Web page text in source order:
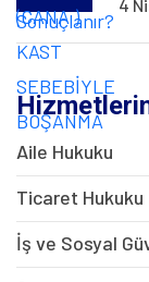
4
Aile Hukuku
Ticaret Hukuku
İş ve Sosyal